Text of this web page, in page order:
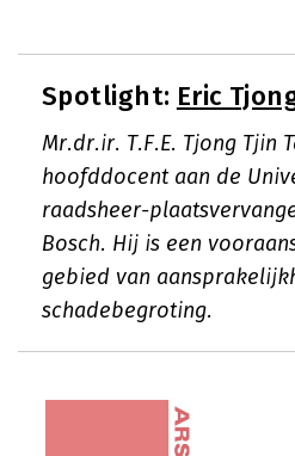
Spotlight: Eric
Mr.dr.ir. T.F.E. Tjong Tjin
hoofddocent aan de
raadsheer-
Bosch. Hij is een
gebied van
schadebegroting.